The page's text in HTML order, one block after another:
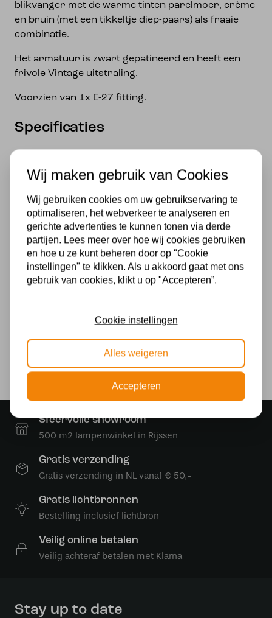
blikvanger met de warme tinten parelmoer, crème
en bruin (met een tikkeltje diep-paars) als fraaie
combinatie.
Het armatuur is zwart gepatineerd en heeft een
frivole Vintage uitstraling.
Voorzien van 1x E-27 fitting.
Specificaties
Fitting
Merk
Art Deco Trade
Materiaal
Glas
Lichtbron
Sfeervolle showroom
500 m2 lampenwinkel in Rijssen
Gratis verzending
Gratis verzending in NL vanaf € 50,-
Gratis lichtbronnen
Bestelling inclusief lichtbron
Veilig online betalen
Veilig achteraf betalen met Klarna
Stay up to date
Wij maken gebruik van Cookies
Wij gebruiken cookies om uw gebruikservaring te
optimaliseren, het webverkeer te analyseren en
gerichte advertenties te kunnen tonen via derde
partijen. Lees meer over hoe wij cookies gebruiken
en hoe u ze kunt beheren door op "Cookie
instellingen" te klikken. Als u akkoord gaat met ons
gebruik van cookies, klikt u op "Accepteren”.
Cookie instellingen
Alles weigeren
Accepteren